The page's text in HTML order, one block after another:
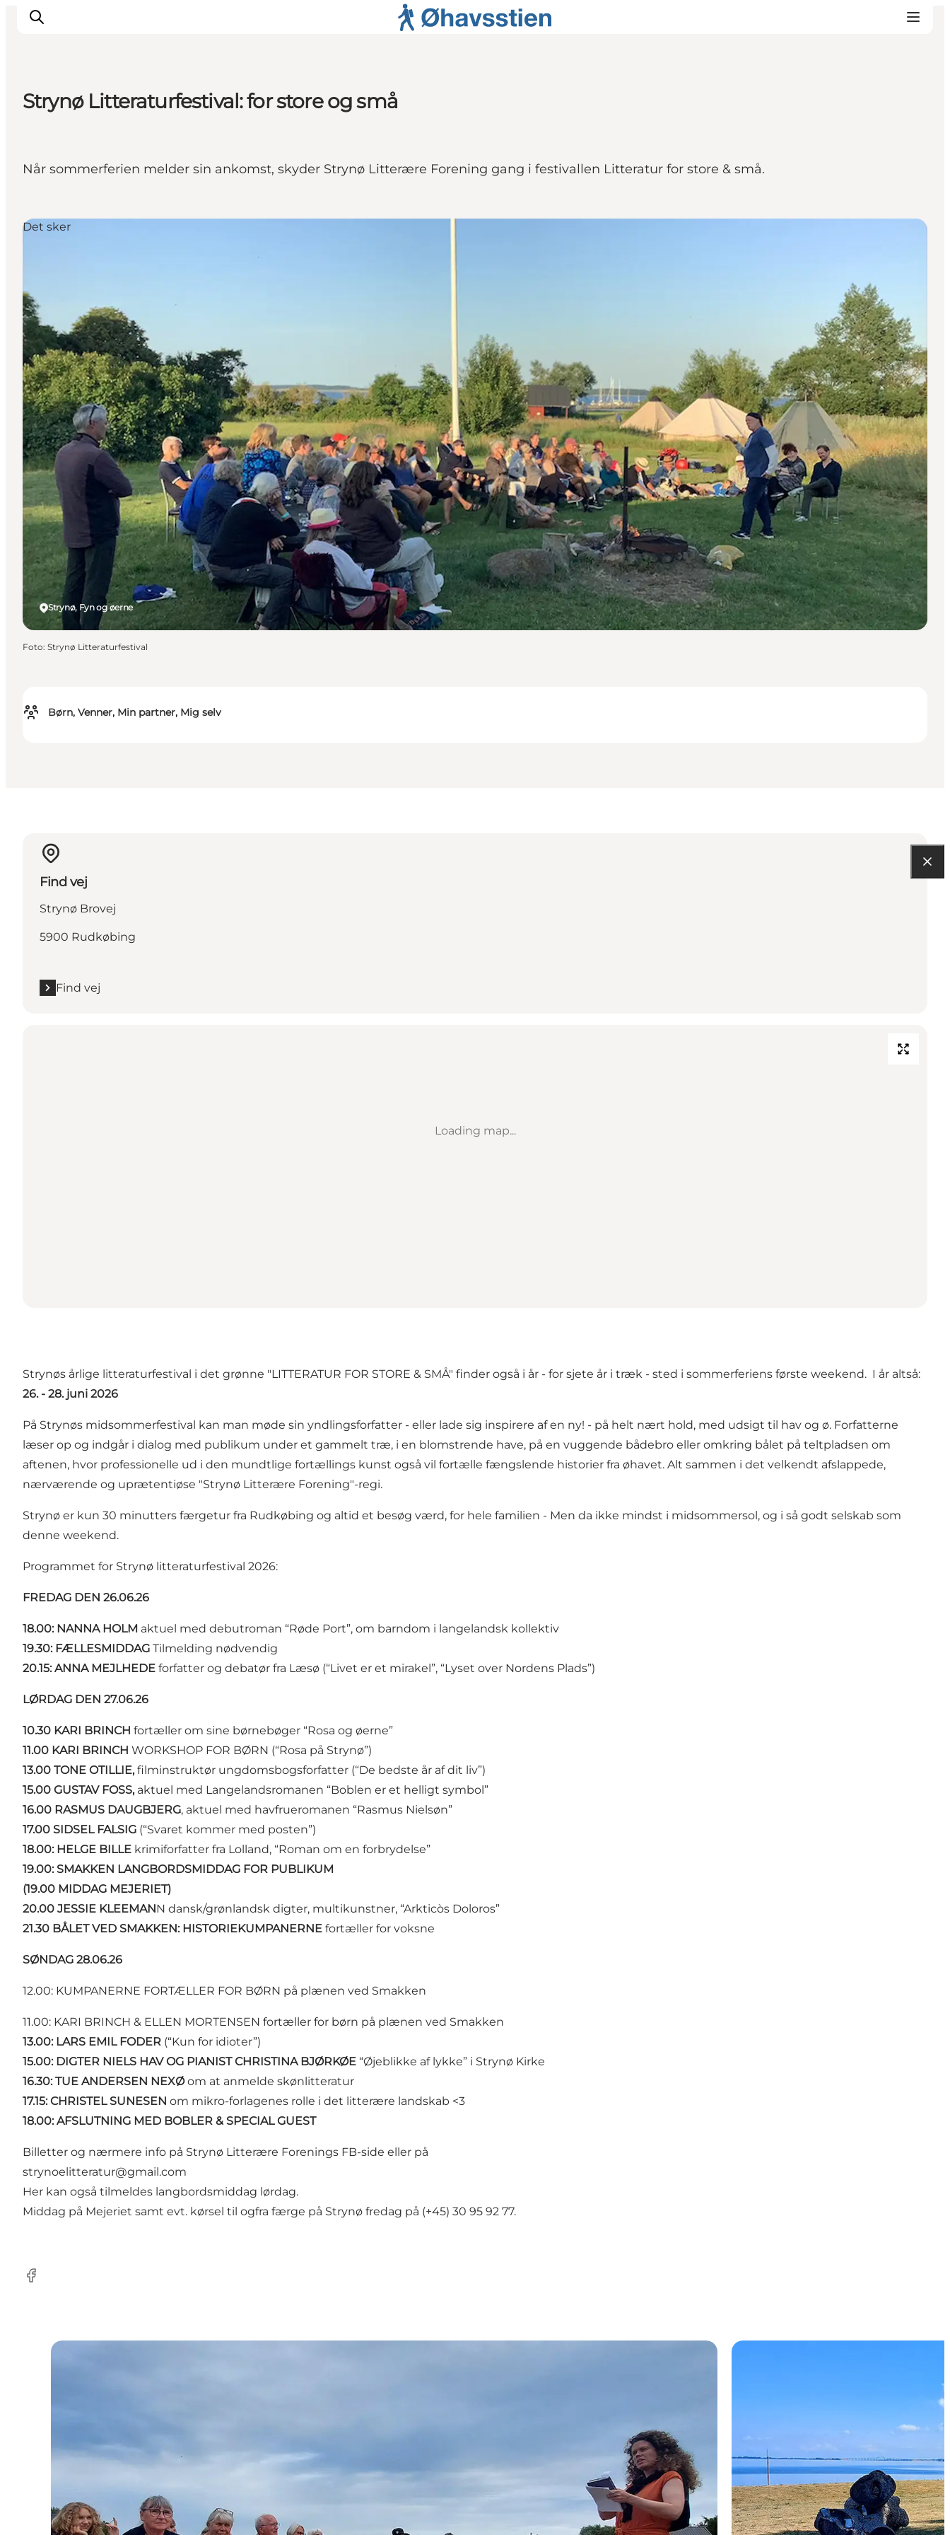
Planlægning
Strynø Litteraturfestival: for store og små
Når sommerferien melder sin ankomst, skyder Strynø Litterære Forening gang i festivallen Litteratur for store & små.
Børn, Venner, Min partner, Mig selv
Strynø, Fyn og øerne
Det sker
Foto: Strynø Litteraturfestival
Find vej
Strynø Brovej
5900 Rudkøbing
Find vej
Loading map...
Strynøs årlige litteraturfestival i det grønne "LITTERATUR FOR STORE & SMÅ" finder også i år - for sjete år i træk - sted i sommerferiens første weekend. I år altså:
26. - 28. juni 2026
På Strynøs midsommerfestival kan man møde sin yndlingsforfatter - eller lade sig inspirere af en ny! - på helt nært hold, med udsigt til hav og ø. Forfatterne
læser op og indgår i dialog med publikum under et gammelt træ, i en blomstrende have, på en vuggende bådebro eller omkring bålet på teltpladsen om
aftenen, hvor professionelle ud i den mundtlige fortællings kunst også vil fortælle fængslende historier fra øhavet. Alt sammen i det velkendt afslappede,
nærværende og uprætentiøse "Strynø Litterære Forening"-regi.
Strynø er kun 30 minutters færgetur fra Rudkøbing og altid et besøg værd, for hele familien - Men da ikke mindst i midsommersol, og i så godt selskab som
denne weekend.
Programmet for Strynø litteraturfestival 2026:
FREDAG DEN 26.06.26
18.00: NANNA HOLM aktuel med debutroman “Røde Port”, om barndom i langelandsk kollektiv
19.30: FÆLLESMIDDAG Tilmelding nødvendig
20.15: ANNA MEJLHEDE forfatter og debatør fra Læsø (“Livet er et mirakel”, “Lyset over Nordens Plads”)
LØRDAG DEN 27.06.26
10.30 KARI BRINCH fortæller om sine børnebøger “Rosa og øerne”
11.00 KARI BRINCH WORKSHOP FOR BØRN (“Rosa på Strynø”)
13.00 TONE OTILLIE, filminstruktør ungdomsbogsforfatter (“De bedste år af dit liv”)
15.00 GUSTAV FOSS, aktuel med Langelandsromanen “Boblen er et helligt symbol”
16.00 RASMUS DAUGBJERG, aktuel med havfrueromanen “Rasmus Nielsøn”
17.00 SIDSEL FALSIG (“Svaret kommer med posten”)
18.00: HELGE BILLE krimiforfatter fra Lolland, “Roman om en forbrydelse”
19.00: SMAKKEN LANGBORDSMIDDAG FOR PUBLIKUM
(19.00 MIDDAG MEJERIET)
20.00 JESSIE KLEEMANN dansk/grønlandsk digter, multikunstner, “Arkticòs Doloros”
21.30 BÅLET VED SMAKKEN: HISTORIEKUMPANERNE fortæller for voksne
SØNDAG 28.06.26
12.00: KUMPANERNE FORTÆLLER FOR BØRN på plænen ved Smakken
11.00: KARI BRINCH & ELLEN MORTENSEN fortæller for børn på plænen ved Smakken
13.00: LARS EMIL FODER (“Kun for idioter”)
15.00: DIGTER NIELS HAV OG PIANIST CHRISTINA BJØRKØE “Øjeblikke af lykke” i Strynø Kirke
16.30: TUE ANDERSEN NEXØom at anmelde skønlitteratur
17.15: CHRISTEL SUNESEN om mikro-forlagenes rolle i det litterære landskab <3
18.00: AFSLUTNING MED BOBLER & SPECIAL GUEST
Billetter og nærmere info på Strynø Litterære Forenings FB-side eller på
strynoelitteratur@gmail.com
Her kan også tilmeldes langbordsmiddag lørdag.
Middag på Mejeriet samt evt. kørsel til ogfra færge på Strynø fredag på (+45) 30 95 92 77.
facebook